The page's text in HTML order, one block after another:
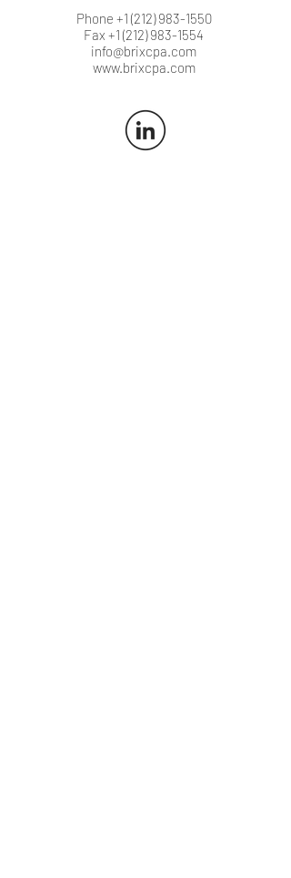
Phone +1 (212) 983-1550
Fax +1 (212) 983-1554
info@brixcpa.com
www.brixcpa.com